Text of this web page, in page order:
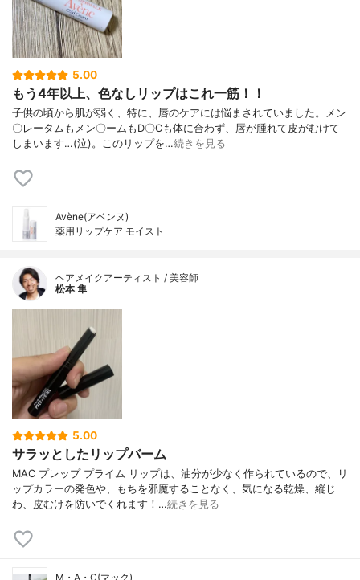
5.00
もう4年以上、色なしリップはこれ一筋！！
子供の頃から肌が弱く、特に、唇のケアには悩まされていました。メン
〇レータムもメン〇ームもD〇Cも体に合わず、唇が腫れて皮がむけて
しまいます…(泣)。このリップを…続きを見る
Avène(アベンヌ)
薬用リップケア モイスト
ヘアメイクアーティスト / 美容師
松本 隼
5.00
サラッとしたリップバーム
MAC プレップ プライム リップは、油分が少なく作られているので、リ
ップカラーの発色や、もちを邪魔することなく、気になる乾燥、縦じ
わ、皮むけを防いでくれます！…続きを見る
M・A・C(マック)